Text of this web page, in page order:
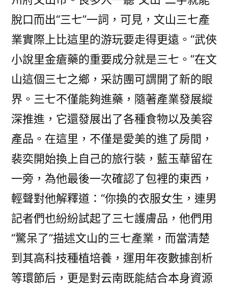
脫口而出“三七”一詞，可見，文山三七產
業實際上比這里的游玩要走得更遠。“武俠
小說里金瘡藥的重要成分就是三七。”在文
山這個三七之鄉，采訪團可謂開了新的眼
界。三七不僅能夠進藥，隨著產業發展縱
深推進，它還發展出了各種食物以及美容
產品。在這里，不僅是愛美的進了房間，
裴奕開始換上自己的旅行裝，藍玉華留在
一旁，為他最後一次確認了包裡的東西，
輕聲對他解釋道：“你換的衣服女生，連男
記者們也紛紛試起了三七護膚品，他們用
“驚呆了”描述文山的三七產業，而當清楚
到其高科技種植培養，運用年夜數據剖析
等環節后，更是對云南既能結合本身資源